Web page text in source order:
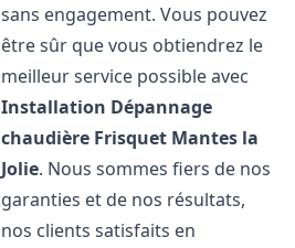
sans engagement. Vous pouvez
être sûr que vous obtiendrez le
meilleur service possible avec
Installation Dépannage
chaudière Frisquet Mantes la
Jolie. Nous sommes fiers de nos
garanties et de nos résultats,
nos clients satisfaits en